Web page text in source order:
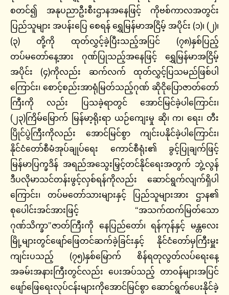
စတင်၍ အနုပညာဦးစီးဌာနအနေဖြင့် ကိုဗစ်ကာလအတွင်း
ပြည်သူများ အပန်းပြေ စေရန် ရွှေမြန်မာအငြိမ့် အပိုင်း (၁)၊ (၂)၊
(၃) တို့ကို ထုတ်လွှင့်ခဲ့ပြီးသည့်အပြင် (၇၈)နှစ်ပြည့်
တပ်မတော်နေ့အား ဂုဏ်ပြုသည့်အနေဖြင့် ရွှေမြန်မာအငြိမ့်
အပိုင်း (၄)ကိုလည်း ဆက်လက် ထုတ်လွှင့်ပြသမည်ဖြစ်ပါ
ကြောင်း၊ စောင့်စည်းအာရုံမြတ်သည့်ဂုဏ် ဆိုငိုပြောဇာတ်တော်
ကြီးကို လည်း ပြသခဲ့ရာတွင် အောင်မြင်ခဲ့ပါကြောင်း၊
(၂၃)ကြိမ်မြောက် မြန်မာ့ရိုးရာ ယဉ်ကျေးမှု ဆို၊ က၊ ရေး၊ တီး
ပြိုင်ပွဲကြီးကိုလည်း အောင်မြင်စွာ ကျင်းပနိုင်ခဲ့ပါကြောင်း၊
နိုင်ငံတော်စီမံအုပ်ချုပ်ရေး ကောင်စီရုံး၏ ခွင့်ပြုချက်ဖြင့်
မြန်မာပြက္ခဒိန် အရည်အသွေးမြှင့်တင်နိုင်ရေးအတွက် ဘွဲ့လွန်
ဒီပလိုမာသင်တန်းဖွင့်လှစ်ရန်ကိုလည်း ဆောင်ရွက်လျက်ရှိပါ
ကြောင်း၊ တပ်မတော်သားများနှင့် ပြည်သူများအား ဌာန၏
စုပေါင်းအင်အားဖြင့် “အသက်ထက်မြတ်သော
ဂုဏ်သိက္ခာ”ဇာတ်ကြီးကို နေပြည်တော်၊ ရန်ကုန်နှင့် မန္တလေး
မြို့များတွင်ဖျော်ဖြေတင်ဆက်ခဲ့ခြင်းနှင့် နိုင်ငံတော်မှကြီးမှူး
ကျင်းပသည့် (၇၅)နှစ်မြောက် စိန်ရတုလွတ်လပ်ရေးနေ့
အခမ်းအနားကြီးတွင်လည်း ပေးအပ်သည့် တာဝန်များအပြင်
ဖျော်ဖြေရေးလုပ်ငန်းများကိုအောင်မြင်စွာ ဆောင်ရွက်ပေးနိုင်ခဲ့